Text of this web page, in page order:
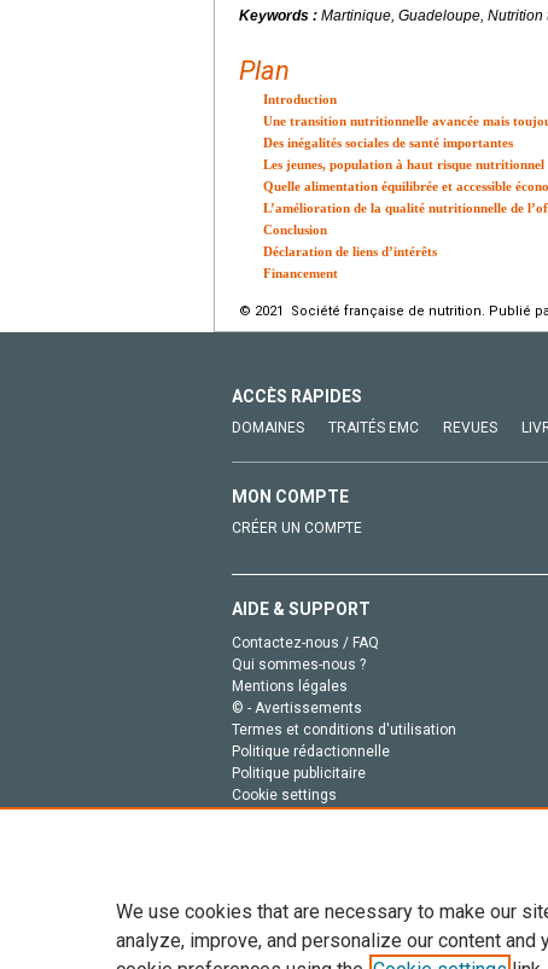
Keywords : Martinique, Guadeloupe,
Plan
Introduction
Une transition nutritionnelle avancée mais
Des inégalités sociales de santé importantes
Les jeunes, population à haut risque nutritionnel
Quelle alimentation équilibrée et accessible
L’amélioration de la qualité nutritionnelle de
Conclusion
Déclaration de liens d’intérêts
Financement
© 2021 Société française de nutrition. Publié
ACCÈS RAPIDES
DOMAINES TRAITÉS EMC REVUES
MON COMPTE
CRÉER UN COMPTE
AIDE & SUPPORT
Contactez-nous / FAQ
Qui sommes-nous ?
Mentions légales
© - Avertissements
Termes et conditions d'utilisation
Politique rédactionnelle
Politique publicitaire
Cookie settings
We use cookies that are necessary to make our
analyze, improve, and personalize our content and